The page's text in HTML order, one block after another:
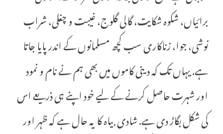
برائیاں، شکوہ شکایت، گالی گلوج، غیبت و چغلی، شراب
نوشی، جوا، زناکاری سب کچھ مسلمانوں کے اندر پایا جاتا
ہے. یہاں تک کہ دینی کاموں میں بھی ہم نے نام و نمود
اور شہرت حاصل کرنے کے لیے خود اپنے ہی ذریعے اس
کی شکل بگاڑ دی ہے. شادی بیاہ کا یہ حال ہے کہ ظہر اور